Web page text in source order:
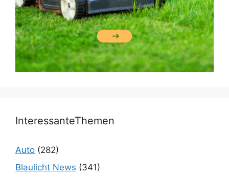
InteressanteThemen
Auto (282)
Blaulicht News (341)